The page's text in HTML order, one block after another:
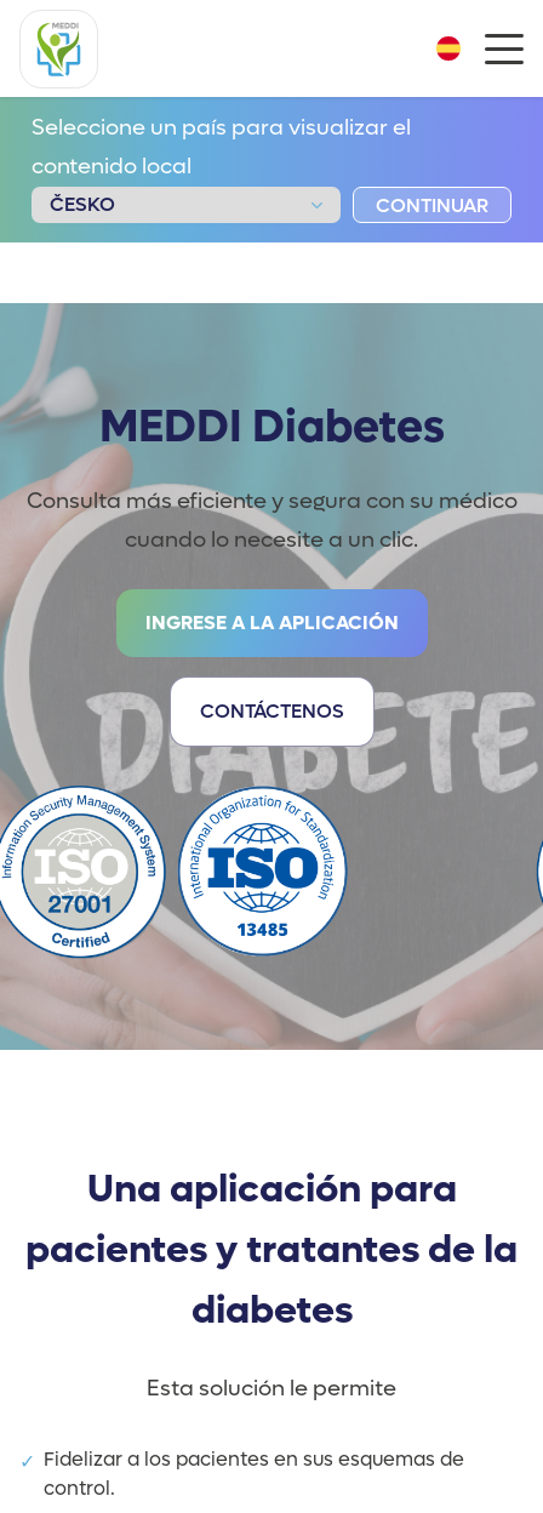
Seleccione un país para visualizar el
contenido local
CONTINUAR
MEDDI Diabetes
Consulta más eficiente y segura con su médico
cuando lo necesite a un clic.
INGRESE A LA APLICACIÓN
CONTÁCTENOS
Una aplicación para
pacientes y tratantes de la
diabetes
Esta solución le permite
Fidelizar a los pacientes en sus esquemas de
control.